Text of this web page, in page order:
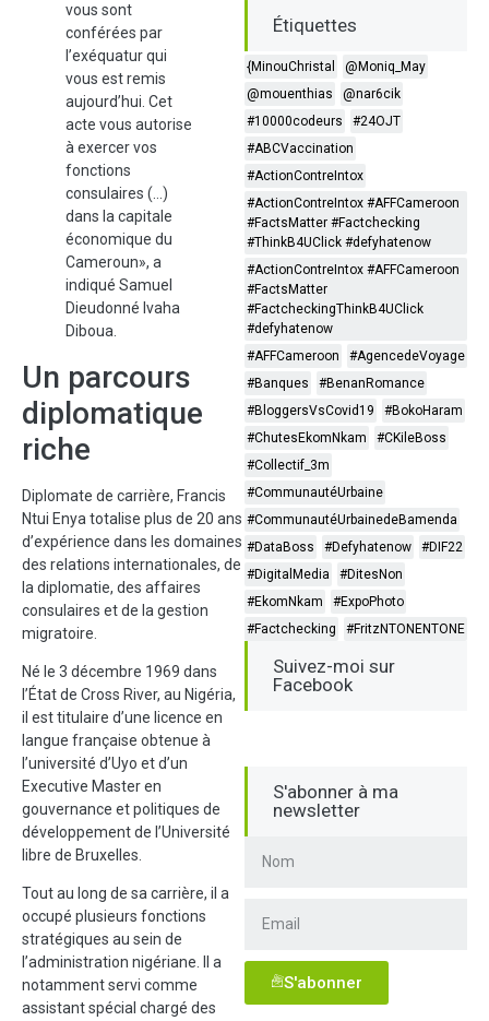
vous sont
conférées par
l’exéquatur qui
vous est remis
aujourd’hui. Cet
acte vous autorise
à exercer vos
fonctions
consulaires (…)
dans la capitale
économique du
Cameroun», a
indiqué Samuel
Dieudonné Ivaha
Diboua.
Un parcours
diplomatique
riche
Diplomate de carrière, Francis
Ntui Enya totalise plus de 20 ans
d’expérience dans les domaines
des relations internationales, de
la diplomatie, des affaires
consulaires et de la gestion
migratoire.
Né le 3 décembre 1969 dans
l’État de Cross River, au Nigéria,
il est titulaire d’une licence en
langue française obtenue à
l’université d’Uyo et d’un
Executive Master en
gouvernance et politiques de
développement de l’Université
libre de Bruxelles.
Tout au long de sa carrière, il a
occupé plusieurs fonctions
stratégiques au sein de
l’administration nigériane. Il a
notamment servi comme
assistant spécial chargé des
Étiquettes
{MinouChristal
@Moniq_May
@mouenthias
@nar6cik
#10000codeurs
#24OJT
#ABCVaccination
#ActionContreIntox
#ActionContreIntox #AFFCameroon
#FactsMatter #Factchecking
#ThinkB4UClick #defyhatenow
#ActionContreIntox #AFFCameroon
#FactsMatter
#FactcheckingThinkB4UClick
#defyhatenow
#AFFCameroon
#AgencedeVoyage
#Banques
#BenanRomance
#BloggersVsCovid19
#BokoHaram
#ChutesEkomNkam
#CKileBoss
#Collectif_3m
#CommunautéUrbaine
#CommunautéUrbainedeBamenda
#DataBoss
#Defyhatenow
#DIF22
#DigitalMedia
#DitesNon
#EkomNkam
#ExpoPhoto
#Factchecking
#FritzNTONENTONE
Suivez-moi sur
Facebook
S'abonner à ma
newsletter
S'abonner